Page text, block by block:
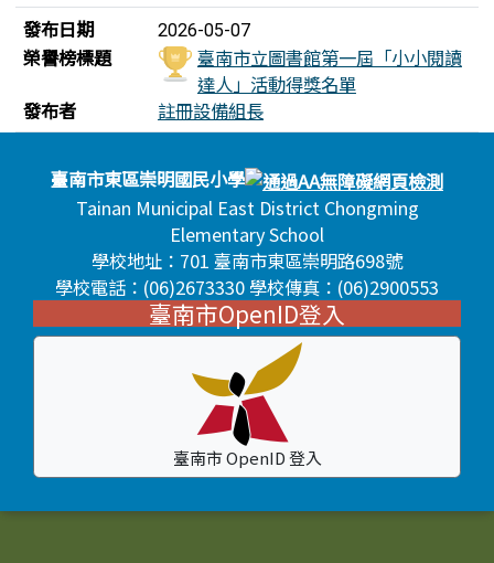
發布日期
2026-05-07
榮譽榜標題
臺南市立圖書館第一屆「小小閱讀
達人」活動得獎名單
發布者
註冊設備組長
頁尾區域內容
臺南市東區崇明國民小學
Tainan Municipal East District Chongming
Elementary School
學校地址：701 臺南市東區崇明路698號
學校電話：(06)2673330 學校傳真：(06)2900553
臺南市OpenID登入
臺南市 OpenID 登入